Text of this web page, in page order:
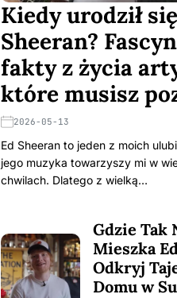
Kiedy urodził
Sheeran?
fakty z życia
które musisz
2026-05-13
Ed Sheeran to jeden z moich
jego muzyka towarzyszy mi w
chwilach. Dlatego z wielką…
Gdzie Tak
Mieszka
Odkryj
Domu w